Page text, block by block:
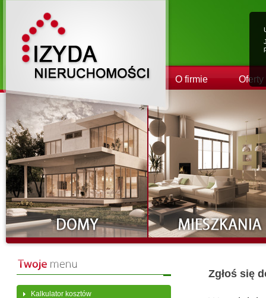
O firmie Oferty
Kalkulator kosztów
Zgłoś się